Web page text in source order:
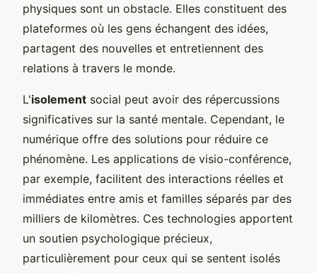
physiques sont un obstacle. Elles constituent des
plateformes où les gens échangent des idées,
partagent des nouvelles et entretiennent des
relations à travers le monde.
L'isolement social peut avoir des répercussions
significatives sur la santé mentale. Cependant, le
numérique offre des solutions pour réduire ce
phénomène. Les applications de visio-conférence,
par exemple, facilitent des interactions réelles et
immédiates entre amis et familles séparés par des
milliers de kilomètres. Ces technologies apportent
un soutien psychologique précieux,
particulièrement pour ceux qui se sentent isolés